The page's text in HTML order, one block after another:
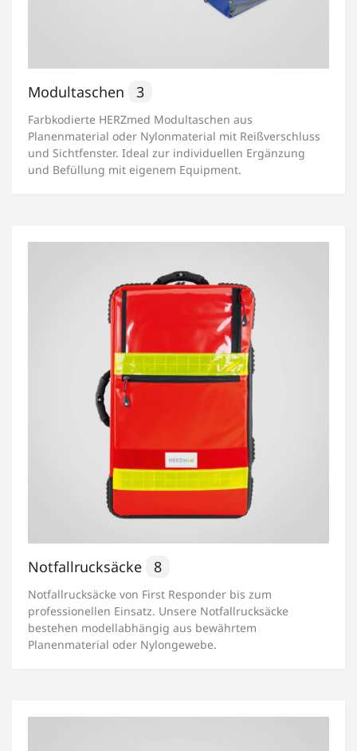
Modultaschen 3
Farbkodierte HERZmed Modultaschen aus
Planenmaterial oder Nylonmaterial mit Reißverschluss
und Sichtfenster. Ideal zur individuellen Ergänzung
und Befüllung mit eigenem Equipment.
Notfallrucksäcke 8
Notfallrucksäcke von First Responder bis zum
professionellen Einsatz. Unsere Notfallrucksäcke
bestehen modellabhängig aus bewährtem
Planenmaterial oder Nylongewebe.